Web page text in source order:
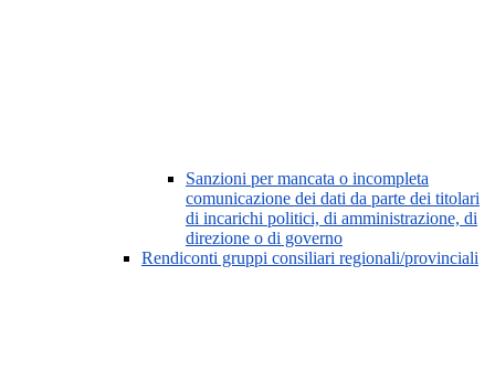
Sanzioni per mancata o incompleta
comunicazione dei dati da parte dei titolari
di incarichi politici, di amministrazione, di
direzione o di governo
Rendiconti gruppi consiliari regionali/provinciali